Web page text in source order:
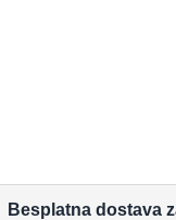
Besplatna dostava